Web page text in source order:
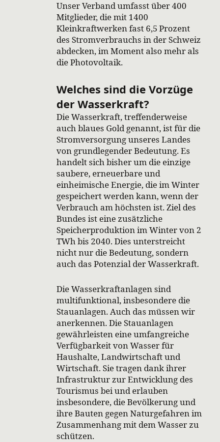
Unser Verband umfasst über 400
Mitglieder, die mit 1400
Kleinkraftwerken fast 6,5 Prozent
des Stromverbrauchs in der Schweiz
abdecken, im Moment also mehr als
die Photovoltaik.
Welches sind die Vorzüge
der Wasserkraft?
Die Wasserkraft, treffenderweise
auch blaues Gold genannt, ist für die
Stromversorgung unseres Landes
von grundlegender Bedeutung. Es
handelt sich bisher um die einzige
saubere, erneuerbare und
einheimische Energie, die im Winter
gespeichert werden kann, wenn der
Verbrauch am höchsten ist. Ziel des
Bundes ist eine zusätzliche
Speicherproduktion im Winter von 2
TWh bis 2040. Dies unterstreicht
nicht nur die Bedeutung, sondern
auch das Potenzial der Wasserkraft.
Die Wasserkraftanlagen sind
multifunktional, insbesondere die
Stauanlagen. Auch das müssen wir
anerkennen. Die Stauanlagen
gewährleisten eine umfangreiche
Verfügbarkeit von Wasser für
Haushalte, Landwirtschaft und
Wirtschaft. Sie tragen dank ihrer
Infrastruktur zur Entwicklung des
Tourismus bei und erlauben
insbesondere, die Bevölkerung und
ihre Bauten gegen Naturgefahren im
Zusammenhang mit dem Wasser zu
schützen.